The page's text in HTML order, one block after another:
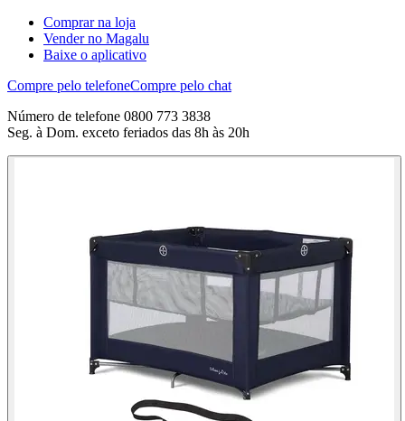
Comprar na loja
Vender no Magalu
Baixe o aplicativo
Compre pelo telefoneCompre pelo chat
Número de telefone 0800 773 3838
Seg. à Dom. exceto feriados das 8h às 20h